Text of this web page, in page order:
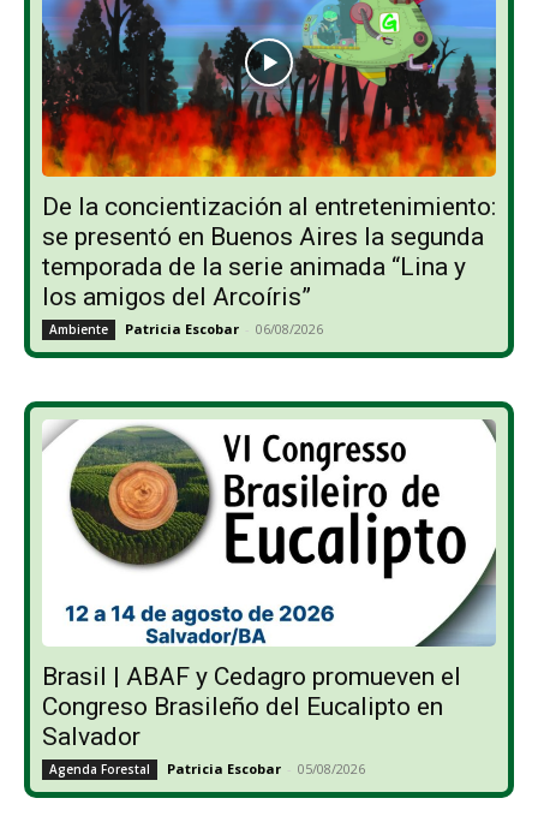
De la concientización al entretenimiento:
se presentó en Buenos Aires la segunda
temporada de la serie animada “Lina y
los amigos del Arcoíris”
Ambiente Patricia Escobar - 06/08/2026
Brasil | ABAF y Cedagro promueven el
Congreso Brasileño del Eucalipto en
Salvador
Agenda Forestal Patricia Escobar - 05/08/2026